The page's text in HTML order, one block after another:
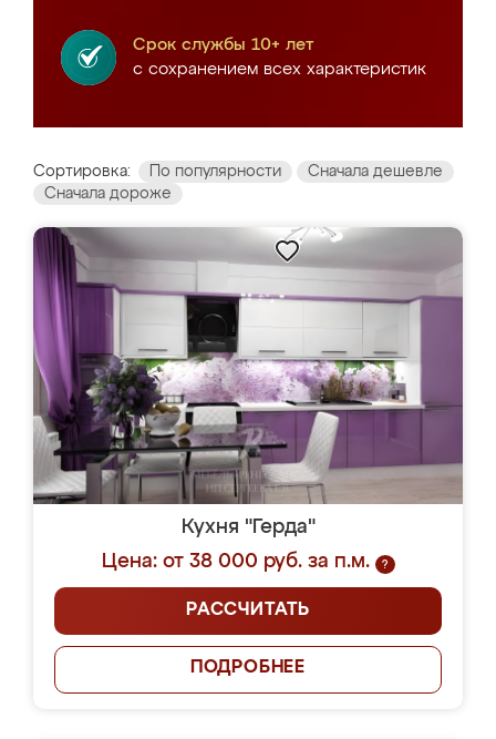
Срок службы 10+ лет
с сохранением всех характеристик
Сортировка: По популярности
Сначала дешевле
Сначала дороже
Кухня "Герда"
Цена: от 38 000 руб. за п.м.
?
РАССЧИТАТЬ
ПОДРОБНЕЕ